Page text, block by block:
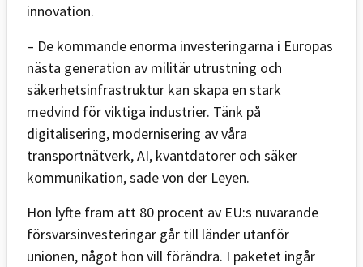
innovation.
– De kommande enorma investeringarna i Europas
nästa generation av militär utrustning och
säkerhetsinfrastruktur kan skapa en stark
medvind för viktiga industrier. Tänk på
digitalisering, modernisering av våra
transportnätverk, AI, kvantdatorer och säker
kommunikation, sade von der Leyen.
Hon lyfte fram att 80 procent av EU:s nuvarande
försvarsinvesteringar går till länder utanför
unionen, något hon vill förändra. I paketet ingår